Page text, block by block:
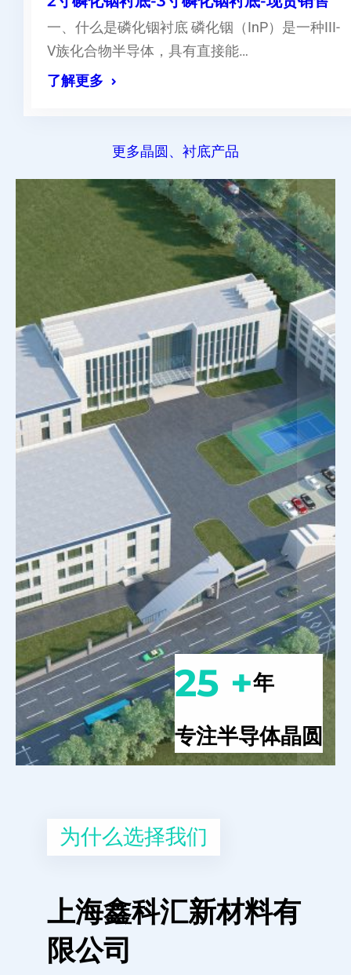
一、什么是磷化铟衬底 磷化铟（InP）是一种III-
V族化合物半导体，具有直接能…
了解更多
更多晶圆、衬底产品
25 +年
专注半导体晶圆
为什么选择我们
上海鑫科汇新材料有
限公司